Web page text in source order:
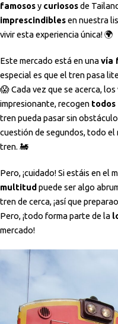
famososy curiososde
imprescindiblesen nuestra
vivir esta experiencia única! 🌍
Este mercado está en unavía
especial es que el tren pasa
😱 Cada vez que se acerca,
impresionante, recogen todos
tren pueda pasar sin
cuestión de segundos, todo el
tren. 🚂
Pero, ¡cuidado! Si estáis en el
multitudpuede ser algo
tren de cerca, ¡así que
Pero, ¡todo forma parte de la
mercado!